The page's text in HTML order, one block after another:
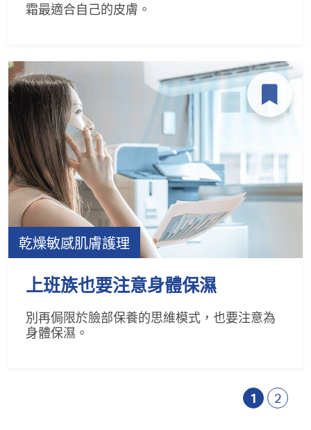
霜最適合自己的皮膚。
乾燥敏感肌膚護理
上班族也要注意身體保濕
別再侷限於臉部保養的思維模式，也要注意為
身體保濕。
1 2